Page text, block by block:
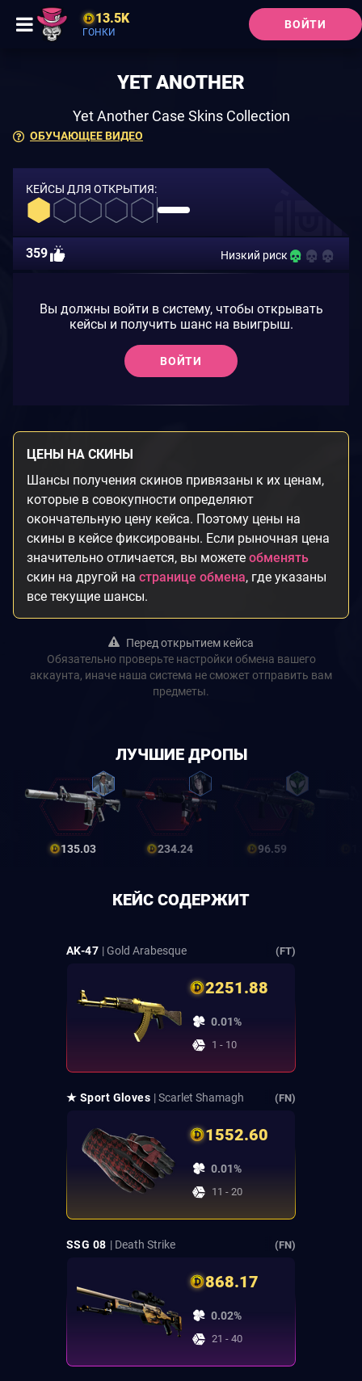
13.5K
ГОНКИ
ВОЙТИ
ОБУЧАЮЩЕЕ ВИДЕО
YET ANOTHER
Yet Another Case Skins Collection
КЕЙСЫ ДЛЯ ОТКРЫТИЯ:
359 Низкий риск
Вы должны войти в систему, чтобы открывать
кейсы и получить шанс на выигрыш.
ВОЙТИ
ЦЕНЫ НА СКИНЫ
Шансы получения скинов привязаны к их ценам,
которые в совокупности определяют
окончательную цену кейса. Поэтому цены на
скины в кейсе фиксированы. Если рыночная цена
значительно отличается, вы можете обменять
скин на другой на странице обмена, где указаны
все текущие шансы.
Перед открытием кейса
Обязательно проверьте настройки обмена вашего
аккаунта, иначе наша система не сможет отправить вам
предметы.
ЛУЧШИЕ ДРОПЫ
135.03 234.24 96.59
КЕЙС СОДЕРЖИТ
AK-47 | Gold Arabesque (FT)
2251.88
0.01%
1 - 10
★ Sport Gloves | Scarlet Shamagh (FN)
1552.60
0.01%
11 - 20
SSG 08 | Death Strike (FN)
868.17
0.02%
21 - 40